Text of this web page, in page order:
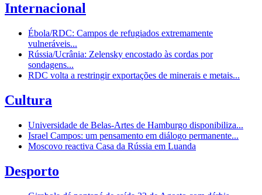
Internacional
Ébola/RDC: Campos de refugiados extremamente
vulneráveis...
Rússia/Ucrânia: Zelensky encostado às cordas por
sondagens...
RDC volta a restringir exportações de minerais e metais...
Cultura
Universidade de Belas-Artes de Hamburgo disponibiliza...
Israel Campos: um pensamento em diálogo permanente...
Moscovo reactiva Casa da Rússia em Luanda
Desporto